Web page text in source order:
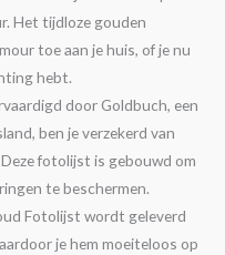
Het tijdloze gouden
toe aan je huis, of je nu
hebt.
door Goldbuch, een
ben je verzekerd van
fotolijst is gebouwd om
te beschermen.
Fotolijst wordt geleverd
je hem moeiteloos op